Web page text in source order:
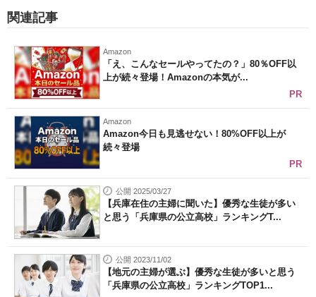
関連記事
Amazon
「え、こんなセールやってたの？」80％OFF以
上が続々登場！Amazonの本気が...
PR
Amazon
Amazon今日も見逃せない！80%OFF以上が
続々登場
PR
公開 2025/03/27
【兵庫在住の主婦に聞いた】優秀な生徒が多い
と思う「兵庫県の公立高校」ランキングT...
公開 2023/11/02
【地元の主婦が選ぶ】優秀な生徒が多いと思う
「兵庫県の公立高校」ランキングTOP1...